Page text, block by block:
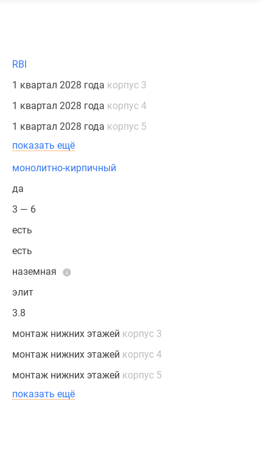
RBI
1 квартал 2028 года корпус 3
1 квартал 2028 года корпус 4
1 квартал 2028 года корпус 5
показать ещё
монолитно-кирпичный
да
3 — 6
есть
есть
наземная
элит
3.8
монтаж нижних этажей корпус 3
монтаж нижних этажей корпус 4
монтаж нижних этажей корпус 5
показать ещё